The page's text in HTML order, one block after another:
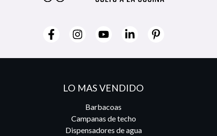
LO MAS VENDIDO
Barbacoas
Campanas de techo
Dispensadores de agua